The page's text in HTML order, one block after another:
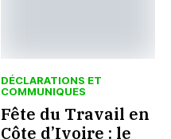
DÉCLARATIONS ET
COMMUNIQUES
Fête du Travail en
Côte d’Ivoire : le